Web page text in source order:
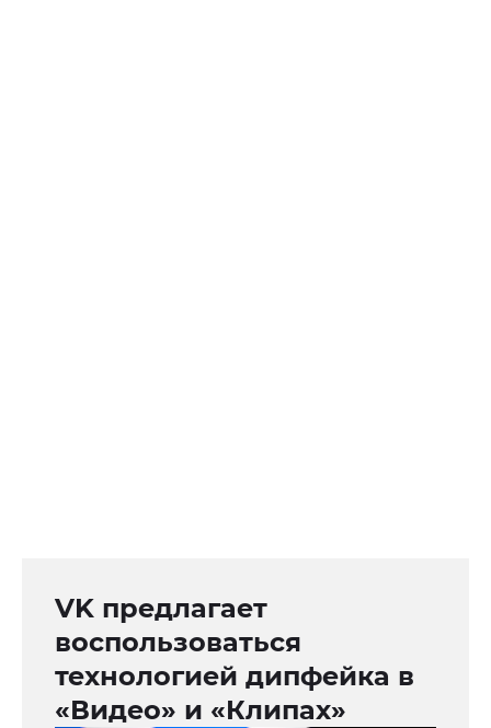
VK предлагает
воспользоваться
технологией дипфейка в
«Видео» и «Клипах»